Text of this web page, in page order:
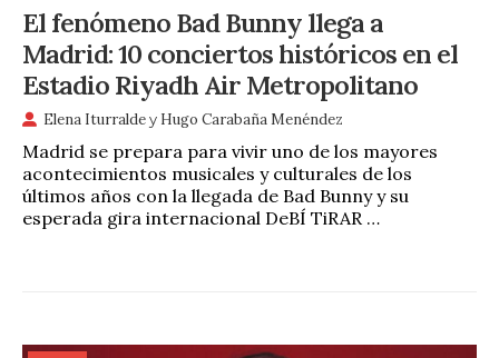
El fenómeno Bad Bunny llega a
Madrid: 10 conciertos históricos en el
Estadio Riyadh Air Metropolitano
Elena Iturraldey Hugo Carabaña Menéndez
Madrid se prepara para vivir uno de los mayores
acontecimientos musicales y culturales de los
últimos años con la llegada de Bad Bunny y su
esperada gira internacional DeBÍ TiRAR …